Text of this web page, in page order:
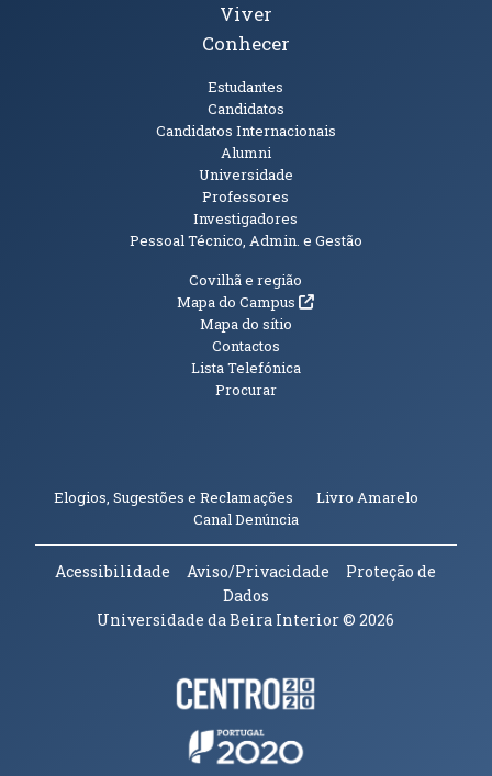
Viver
Conhecer
Estudantes
Candidatos
Candidatos Internacionais
Alumni
Universidade
Professores
Investigadores
Pessoal Técnico, Admin. e Gestão
Informações Adicionais
Covilhã e região
Mapa do Campus(abre em nova janela)
Mapa do sítio
Contactos
Lista Telefónica
Procurar
Elogios, Sugestões e Reclamações Livro Amarelo
Canal Denúncia(abre em nova janela)
Acessibilidade Aviso/Privacidade
Proteção de
Dados
Universidade da Beira Interior© 2026
Parceiros e Financiadores